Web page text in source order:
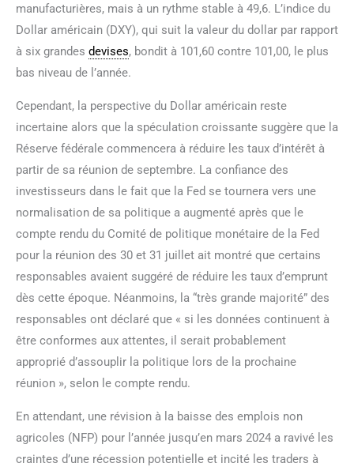
manufacturières, mais à un rythme stable à 49,6. L’indice du
Dollar américain (DXY), qui suit la valeur du dollar par rapport
à six grandes devises, bondit à 101,60 contre 101,00, le plus
bas niveau de l’année.
Cependant, la perspective du Dollar américain reste
incertaine alors que la spéculation croissante suggère que la
Réserve fédérale commencera à réduire les taux d’intérêt à
partir de sa réunion de septembre. La confiance des
investisseurs dans le fait que la Fed se tournera vers une
normalisation de sa politique a augmenté après que le
compte rendu du Comité de politique monétaire de la Fed
pour la réunion des 30 et 31 juillet ait montré que certains
responsables avaient suggéré de réduire les taux d’emprunt
dès cette époque. Néanmoins, la “très grande majorité” des
responsables ont déclaré que « si les données continuent à
être conformes aux attentes, il serait probablement
approprié d’assouplir la politique lors de la prochaine
réunion », selon le compte rendu.
En attendant, une révision à la baisse des emplois non
agricoles (NFP) pour l’année jusqu’en mars 2024 a ravivé les
craintes d’une récession potentielle et incité les traders à